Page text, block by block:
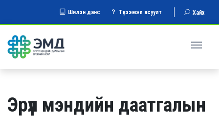
Шилэн данс Түгээмэл асуулт Хайх
Эрүүл мэндийн даатгалын